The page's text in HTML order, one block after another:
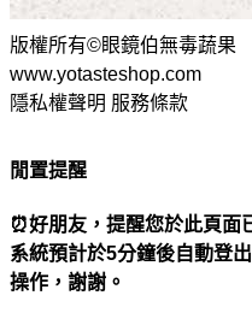
版權所有©眼鏡伯無毒蔬果
www.yotasteshop.com
隱私權聲明 服務條款
閒置提醒
⏰好朋友，提醒您於此頁面
系統預計於5分鐘後自動登
操作，謝謝。